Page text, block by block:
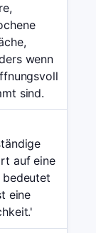
wenn
sind.
auf eine
bedeutet
eine